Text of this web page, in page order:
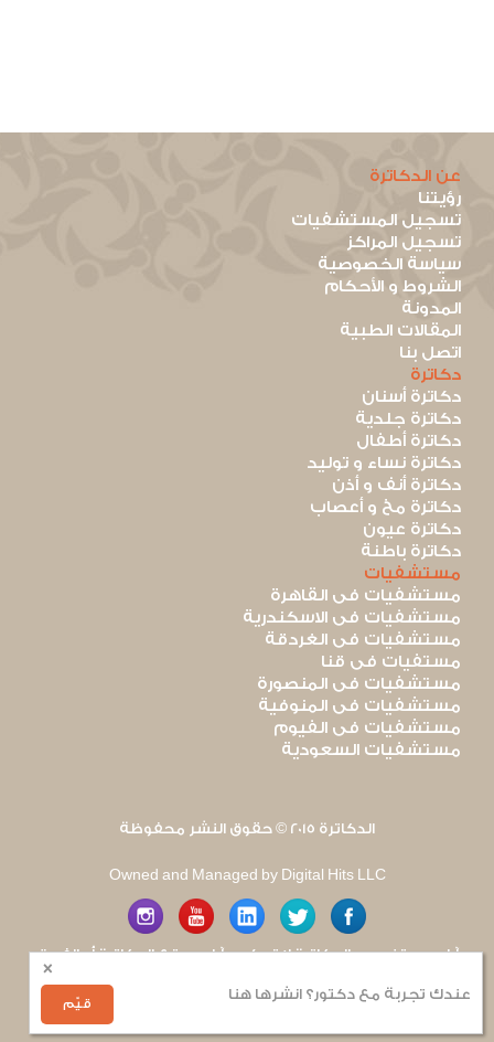
×
قيّم
عندك تجربة مع دكتور؟ انشرها هنا
عن الدكاترة
رؤيتنا
تسجيل المستشفيات
تسجيل المراكز
سياسة الخصوصية
الشروط و الأحكام
المدونة
المقالات الطبية
اتصل بنا
دكاترة
دكاترة أسنان
دكاترة جلدية
دكاترة أطفال
دكاترة نساء و توليد
دكاترة أنف و أذن
دكاترة مخ و أعصاب
دكاترة عيون
دكاترة باطنة
مستشفيات
مستشفيات فى القاهرة
مستشفيات فى الاسكندرية
مستشفيات فى الغردقة
مستفيات فى قنا
مستشفيات فى المنصورة
مستشفيات فى المنوفية
مستشفيات فى الفيوم
مستشفيات السعودية
الدكاترة 2015 © حقوق النشر محفوظة
Owned and Managed by Digital Hits LLC
آراء مستخدمى الدكاترة لا تعكس آراء موقع الدكاترة أو الفريق
العامل به. يتم بذل قصارى الجهد لضمان منع نشر أى اساءة أو
هجوم شخصى.للإبلاغ عن أى إساءة